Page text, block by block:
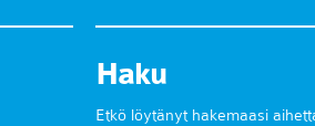
Haku
Etkö löytänyt hakemaasi